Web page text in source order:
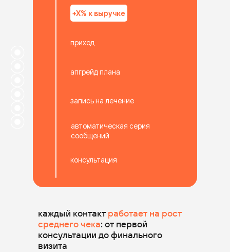
каждый контакт работает на рост
среднего чека: от первой
консультации до финального
визита
консультация
автоматическая серия
сообщений
запись на лечение
апгрейд плана
приход
+X% к выручке